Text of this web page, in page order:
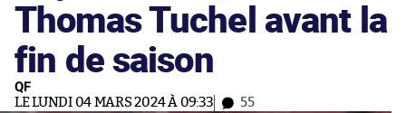
Thomas Tuchel avant la
fin de saison
QF
LE LUNDI 04 MARS 2024 À 09:33 55